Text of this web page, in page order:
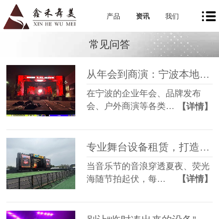
产品 资讯 我们
常见问答
从年会到商演：宁波本地舞美租赁如何让每一场活动都出彩
在宁波的企业年会、品牌发布
会、户外商演等各类…
【详情】
专业舞台设备租赁，打造沉浸式音乐节现场
当音乐节的音浪穿透夏夜、荧光
海随节拍起伏，每…
【详情】